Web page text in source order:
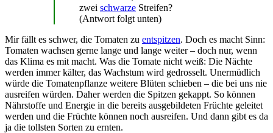
zwei schwarze Streifen?
(Antwort folgt unten)
Mir fällt es schwer, die Tomaten zu entspitzen. Doch es macht Sinn:
Tomaten wachsen gerne lange und lange weiter – doch nur, wenn
das Klima es mit macht. Was die Tomate nicht weiß: Die Nächte
werden immer kälter, das Wachstum wird gedrosselt. Unermüdlich
würde die Tomatenpflanze weitere Blüten schieben – die bei uns nie
ausreifen würden. Daher werden die Spitzen gekappt. So können
Nährstoffe und Energie in die bereits ausgebildeten Früchte geleitet
werden und die Früchte können noch ausreifen. Und dann gibt es da
ja die tollsten Sorten zu ernten.